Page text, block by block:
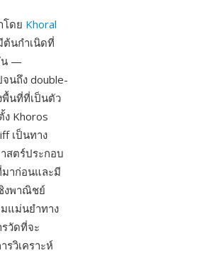
โดย Khoral
นกำเนิดที่
น —
นถึง double-
พื้นที่ที่เป็นตัว
Khoros
เป็นทาง
สตร์ประกอบ
าก่อนและมี
งพาณิชย์
แม่นยำทาง
วัดที่จะ
วิเคราะห์